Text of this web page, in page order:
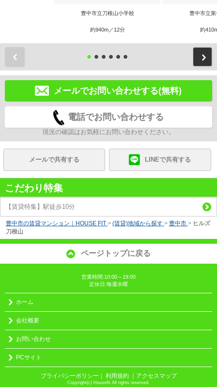
豊中市立刀根山小学校
約940m／12分
豊中市立
約
メールでお問い合わせする(無料)
電話でお問い合わせする
現況の確認はお気軽にお問い合わせください。
メールで共有する LINEで共有する
こだわり特集
【賃貸特集】駅徒歩10分
豊中市の賃貸マンション｜HOUSE FIT > (賃貸)地域から探す > 豊中市 > ヒルズ
刀根山
ページトップに戻る
営業時間:10:00～19:00
定休日:毎週水曜
ホーム
会社概要
お問い合わせ
PCサイト
プライバシーポリシー 利用規約 ｜アクセスマップ
Copyright(c) Housefit All rights reserved.